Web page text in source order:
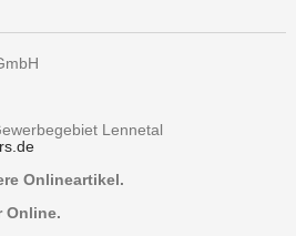
Lennetal
Onlineartikel.
Online.